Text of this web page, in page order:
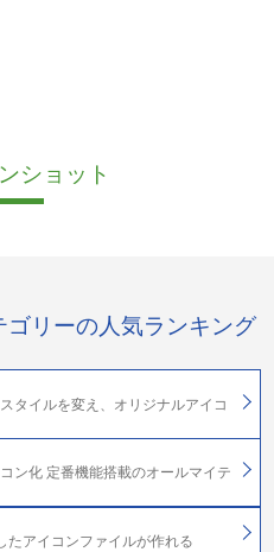
ショット
ゴリーの人気ランキング
タイルを変え、オリジナルアイコ
ン化 定番機能搭載のオールマイテ
たアイコンファイルが作れる